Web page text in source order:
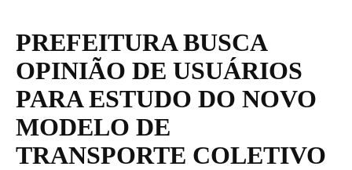
PREFEITURA BUSCA
OPINIÃO DE USUÁRIOS
PARA ESTUDO DO NOVO
MODELO DE
TRANSPORTE COLETIVO